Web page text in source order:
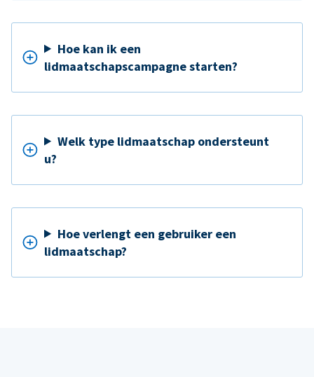
Hoe kan ik een
lidmaatschapscampagne starten?
Welk type lidmaatschap ondersteunt
u?
Hoe verlengt een gebruiker een
lidmaatschap?